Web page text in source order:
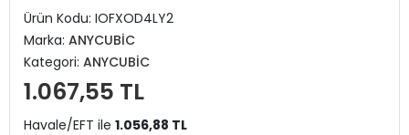
Ürün Kodu: IOFXOD4LY2
Marka: ANYCUBİC
Kategori: ANYCUBİC
1.067,55 TL
Havale/EFT ile 1.056,88 TL